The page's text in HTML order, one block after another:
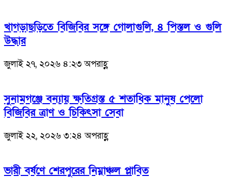
খাগড়াছড়িতে বিজিবির সঙ্গে গোলাগুলি, ৪ পিস্তল ও গুলি
উদ্ধার
জুলাই ২৭, ২০২৬ ৪:২৩ অপরাহ্ণ
সুনামগঞ্জে বন্যায় ক্ষতিগ্রস্ত ৫ শতাধিক মানুষ পেলো
বিজিবির ত্রাণ ও চিকিৎসা সেবা
জুলাই ২২, ২০২৬ ৩:২৪ অপরাহ্ণ
ভারী বর্ষণে শেরপুরের নিম্নাঞ্চল প্লাবিত